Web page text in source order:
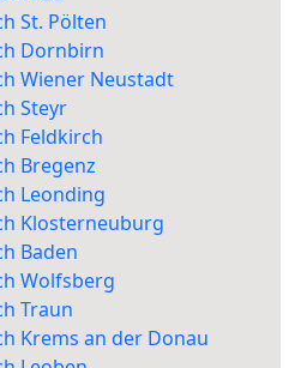
St. Pölten
Dornbirn
Wiener Neustadt
Steyr
Feldkirch
Bregenz
Leonding
Klosterneuburg
Baden
Wolfsberg
Traun
Krems an der Donau